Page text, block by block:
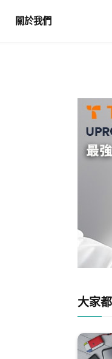
關於我們
大家